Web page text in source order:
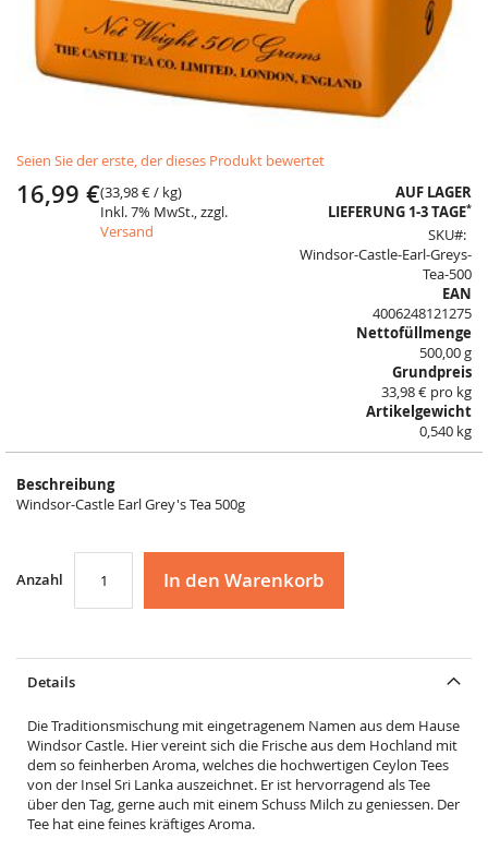
to
the
beginning
Seien Sie der erste, der dieses Produkt bewertet
16,99 €(33,98 €/ kg)
Inkl. 7% MwSt., zzgl.
Versand
AUF LAGER
LIEFERUNG 1-3 TAGE*
SKU
Windsor-Castle-Earl-Greys-
Tea-500
EAN
4006248121275
Nettofüllmenge
500,00 g
Grundpreis
33,98 € pro kg
Artikelgewicht
0,540 kg
Beschreibung
Windsor-Castle Earl Grey's Tea 500g
Anzahl In den Warenkorb
Details
Die Traditionsmischung mit eingetragenem Namen aus dem Hause
Windsor Castle. Hier vereint sich die Frische aus dem Hochland mit
dem so feinherben Aroma, welches die hochwertigen Ceylon Tees
von der Insel Sri Lanka auszeichnet. Er ist hervorragend als Tee
über den Tag, gerne auch mit einem Schuss Milch zu geniessen. Der
Tee hat eine feines kräftiges Aroma.